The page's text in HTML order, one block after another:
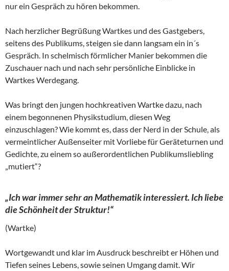
nur ein Gespräch zu hören bekommen.
Nach herzlicher Begrüßung Wartkes und des Gastgebers,
seitens des Publikums, steigen sie dann langsam ein in´s
Gespräch. In schelmisch förmlicher Manier bekommen die
Zuschauer nach und nach sehr persönliche Einblicke in
Wartkes Werdegang.
Was bringt den jungen hochkreativen Wartke dazu, nach
einem begonnenen Physikstudium, diesen Weg
einzuschlagen? Wie kommt es, dass der Nerd in der Schule, als
vermeintlicher Außenseiter mit Vorliebe für Geräteturnen und
Gedichte, zu einem so außerordentlichen Publikumsliebling
„mutiert“?
„Ich war immer sehr an Mathematik interessiert. Ich liebe
die Schönheit der Struktur!“
(Wartke)
Wortgewandt und klar im Ausdruck beschreibt er Höhen und
Tiefen seines Lebens, sowie seinen Umgang damit. Wir